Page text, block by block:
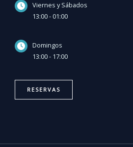
Viernes y Sábados
13:00 - 01:00
Domingos
13:00 - 17:00
RESERVAS